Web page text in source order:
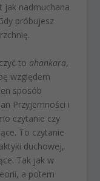
jak nadmuchana
próbujesz
to ahankara,
względem
sposób
Przyjemności i
czytanie czy
To czytanie
duchowej,
Tak jak w
a potem